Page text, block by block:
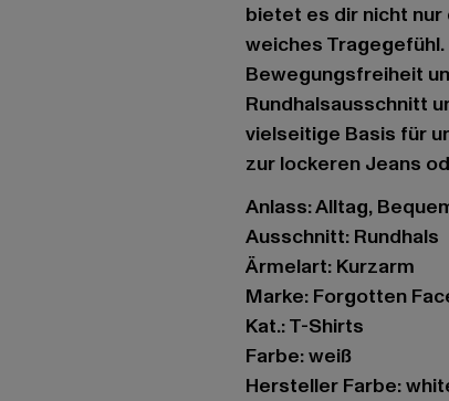
bietet es dir nicht nur
weiches
Bewegungsfreiheit
Rundhalsausschnitt
vielseitige Basis für
zur lockeren Jeans
Anlass: Alltag,
Ausschnitt: Rundhals
Ärmelart: Kurzarm
Marke: Forgotten
Kat.: T-Shirts
Farbe: weiß
Hersteller Farbe: